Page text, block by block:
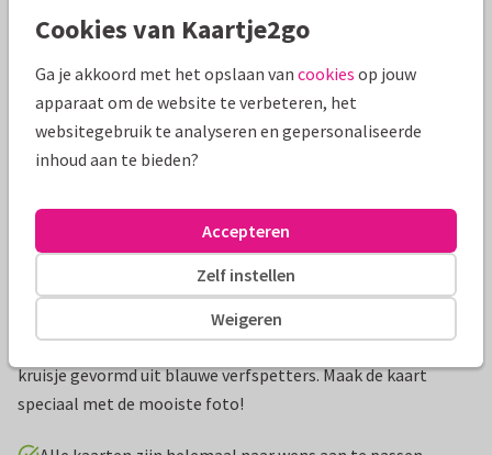
Mooie extra's bij je kaart
Productinformatie
Leuke uitnodiging voor een doopfeest met eigen foto en een
kruisje gevormd uit blauwe verfspetters. Maak de kaart
speciaal met de mooiste foto!
Cookies van Kaartje2go
Ga je akkoord met het opslaan van cookies op jouw
apparaat om de website te verbeteren, het
websitegebruik te analyseren en gepersonaliseerde
inhoud aan te bieden?
Weigeren
Zelf instellen
Accepteren